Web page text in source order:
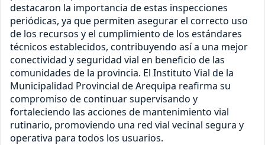
destacaron la importancia de estas inspecciones
periódicas, ya que permiten asegurar el correcto uso
de los recursos y el cumplimiento de los estándares
técnicos establecidos, contribuyendo así a una mejor
conectividad y seguridad vial en beneficio de las
comunidades de la provincia. El Instituto Vial de la
Municipalidad Provincial de Arequipa reafirma su
compromiso de continuar supervisando y
fortaleciendo las acciones de mantenimiento vial
rutinario, promoviendo una red vial vecinal segura y
operativa para todos los usuarios.